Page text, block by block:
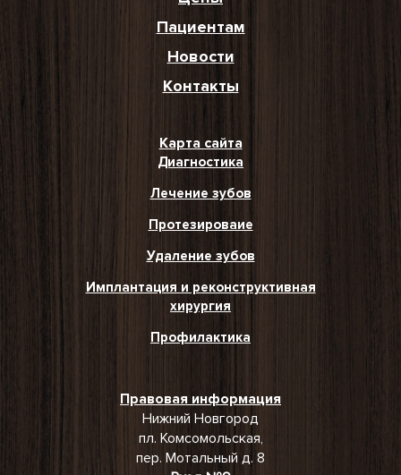
Пациентам
Новости
Контакты
Карта сайта
Диагностика
Лечение зубов
Протезироваие
Удаление зубов
Имплантация и реконструктивная
хирургия
Профилактика
Правовая информация
Нижний Новгород
пл. Комсомольская,
пер. Мотальный д. 8